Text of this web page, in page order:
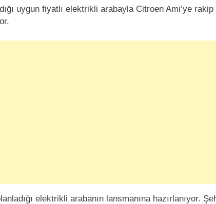
uygun fiyatlı elektrikli arabayla Citroen Ami’ye
elektrikli arabanın lansmanına hazırlanıyor.